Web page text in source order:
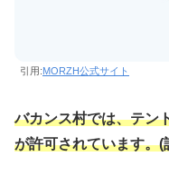
引用:MORZH公式サイト
バカンス村では、テン
が許可されています。(